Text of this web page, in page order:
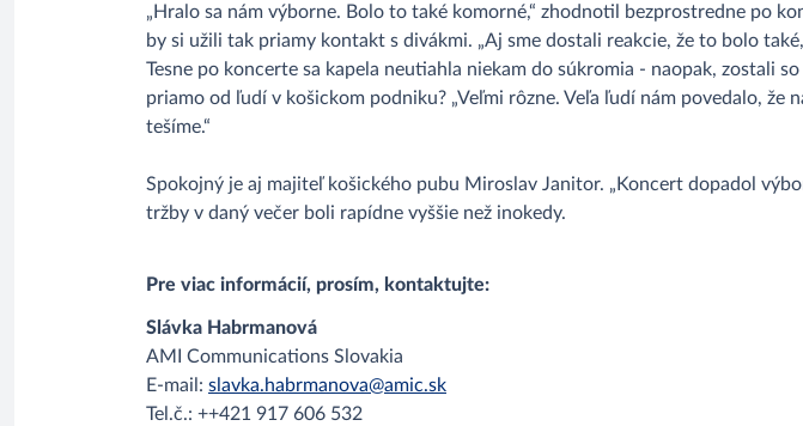
„Hralo sa nám výborne. Bolo to také komorné,“ zhodnotil bezprostredne po
by si užili tak priamy kontakt s divákmi. „Aj sme dostali reakcie, že to bolo
Tesne po koncerte sa kapela neutiahla niekam do súkromia - naopak, zostali
priamo od ľudí v košickom podniku? „Veľmi rôzne. Veľa ľudí nám povedalo,
tešíme.“
Spokojný je aj majiteľ košického pubu Miroslav Janitor. „Koncert dopadol
tržby v daný večer boli rapídne vyššie než inokedy.
Pre viac informácií, prosím, kontaktujte:
Slávka Habrmanová
AMI Communications Slovakia
E-mail: slavka.habrmanova@amic.sk
Tel.č.: ++421 917 606 532